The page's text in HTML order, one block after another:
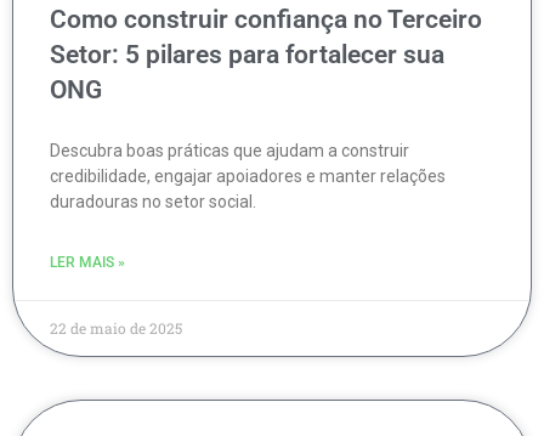
Como construir confiança no Terceiro
Setor: 5 pilares para fortalecer sua
ONG
Descubra boas práticas que ajudam a construir
credibilidade, engajar apoiadores e manter relações
duradouras no setor social.
LER MAIS »
22 de maio de 2025